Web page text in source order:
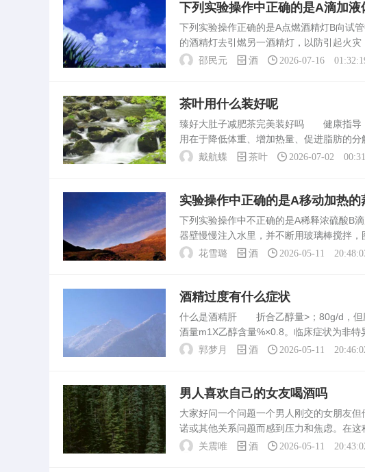
下列实验操作中正确的是A滴加
下列实验操作正确的是A点燃酒精灯B向
的酒精灯去引燃另一酒精灯，以防引起火
试验台上.故本选项操作错误；C、给试管
邵民元 酒 2026-07-16
茶叶用什么装好呢
臻好大肚子减肥茶完美装好吗 健康指导
用在于降低体重、增加热量、促进脂肪的
燃烧脂肪，控制热量摄入。更安全臻好大
戴航蝶 茶叶 2026-07-02
实验操作中正确的是A移动加热
下列实验操作中不正确的是A稀释浓硫酸
器壁慢慢注入水里，并不断用玻璃棒搅拌
空正放，图中操作正确；C、熄灭酒精灯时
花雪璐 酒 2026-05-11
酒精过度有什么症状
什么是酒精肝 折合乙醇量>；80g/d，但
酒量m1X乙醇含量%×0.8。临床症状为非特
者控制饮酒量，尽量饮用低度酒或不含酒
郭梦月 酒 2026-05-11
男人喜欢自己的女友喝酒吗
大家好问一个问题一个男人刚交的女朋友
诺或其他关系问题而感到压力和焦虑。在
问题的有效方法。社交压力：有时候，男
关震唯 酒 2026-05-11